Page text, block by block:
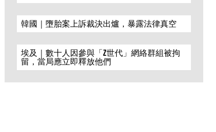
韓國｜墮胎案上訴裁決出爐，暴露法律真空
埃及｜數十人因參與「Z世代」網絡群組被拘
留，當局應立即釋放他們